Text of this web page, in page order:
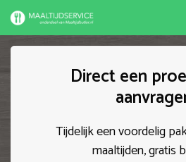
Spring
naar
inhoud
Direct een
Tijdelijk een voordelig
maaltijden, gratis